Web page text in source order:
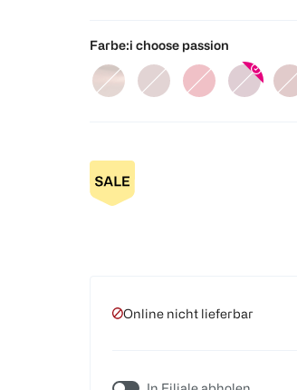
Farbe:i choose passion
Online nicht lieferbar